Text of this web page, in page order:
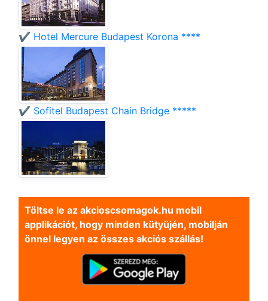
✔️ Hotel Mercure Budapest Korona ****
✔️ Sofitel Budapest Chain Bridge *****
Töltse le az akcioscsomagok.hu mobil
applikációt, hogy minden kütyüjén, mobilján
önnel legyen az összes akciós szállás!